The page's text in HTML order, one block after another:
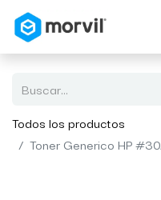
Todos los productos
Toner Generico HP